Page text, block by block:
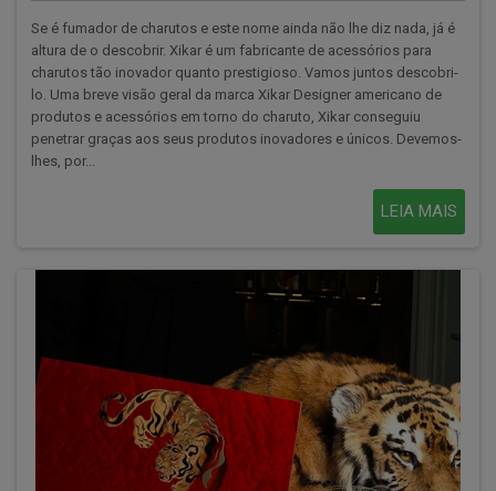
Se é fumador de charutos e este nome ainda não lhe diz nada, já é
altura de o descobrir. Xikar é um fabricante de acessórios para
charutos tão inovador quanto prestigioso. Vamos juntos descobri-
lo. Uma breve visão geral da marca Xikar Designer americano de
produtos e acessórios em torno do charuto, Xikar conseguiu
penetrar graças aos seus produtos inovadores e únicos. Devemos-
lhes, por...
LEIA MAIS